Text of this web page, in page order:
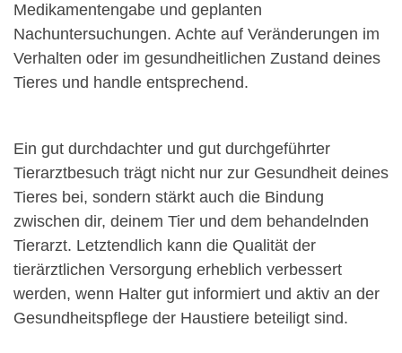
Medikamentengabe und geplanten
Nachuntersuchungen. Achte auf Veränderungen im
Verhalten oder im gesundheitlichen Zustand deines
Tieres und handle entsprechend.
Ein gut durchdachter und gut durchgeführter
Tierarztbesuch trägt nicht nur zur Gesundheit deines
Tieres bei, sondern stärkt auch die Bindung
zwischen dir, deinem Tier und dem behandelnden
Tierarzt. Letztendlich kann die Qualität der
tierärztlichen Versorgung erheblich verbessert
werden, wenn Halter gut informiert und aktiv an der
Gesundheitspflege der Haustiere beteiligt sind.